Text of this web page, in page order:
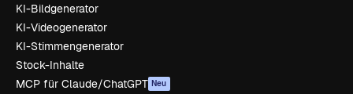
KI-Bildgenerator
KI-Videogenerator
KI-Stimmengenerator
Stock-Inhalte
MCP für Claude/ChatGPT Neu